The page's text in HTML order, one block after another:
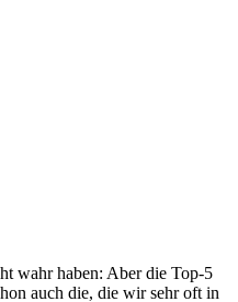
wahr haben: Aber die Top-5
auch die, die wir sehr oft in